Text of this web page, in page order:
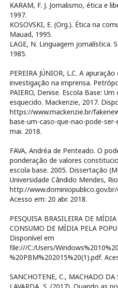
KARAM, F. J. Jornalismo, ética e
1997.
KOSOVSKI, E. (Org.). Ética na
Mauad, 1995.
LAGE, N. Linguagem jornalística.
1985.
PEREIRA JÚNIOR, L.C. A
investigação na imprensa.
PAIERO, Denise. Escola Base:
esquecido. Mackenzie, 2017.
https://www.mackenzie.br/
base-um-caso-que-nao-pode-
mai. 2018.
FAVA, Andréa de Penteado. O
ponderação de valores
escola base. 2005. Dissertação
Universidade Cândido Mendes,
http://
Acesso em: 20 abr. 2018.
PESQUISA BRASILEIRA DE
CONSUMO DE MÍDIA PELA
Disponível em
file:///C:/Users/
%20PBM%202015%20(1).pdf.
SANCHOTENE, C., MACHADO